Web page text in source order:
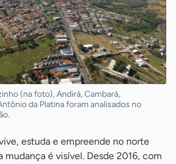
(na foto), Andirá, Cambará,
da Platina foram analisados no
estuda e empreende no norte
mudança é visível. Desde 2016, com